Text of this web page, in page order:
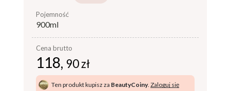
pojemność
900ml
Cena brutto
118, 90 zł
Ten produkt kupisz za BeautyCoiny. Zaloguj się